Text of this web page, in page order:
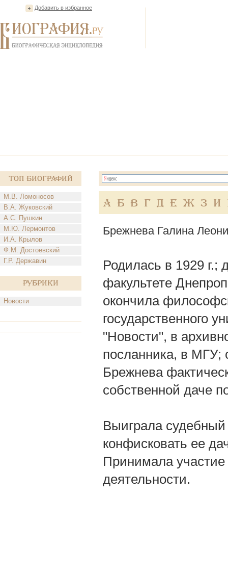
Добавить в избранное
Топ Биографий
М.В. Ломоносов
В.А. Жуковский
А.С. Пушкин
М.Ю. Лермонтов
И.А. Крылов
Ф.М. Достоевский
Г.Р. Державин
Рубрики
Новости
А Б В Г Д Е Ж З И
Брежнева Галина
Родилась в 1929 г.;
факультете
окончила
государственного
"Новости", в
посланника, в МГУ;
Брежнева
собственной даче
Выиграла судебный
конфисковать ее
Принимала участие
деятельности.